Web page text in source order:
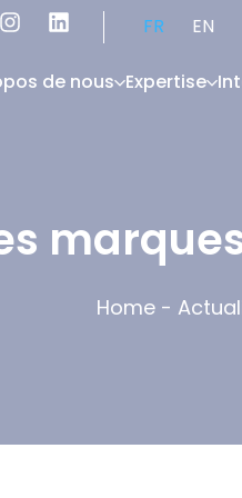
FR EN
de nous Expertise
Home-